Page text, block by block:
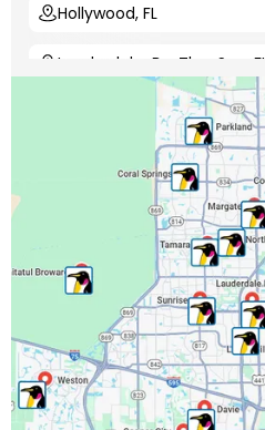
Hollywood, FL
Lauderdale-By-The-Sea, FL
Lauderdale Lakes, FL
Lauderhill, FL
Lighthouse Point, FL
Margate, FL
Miramar, FL
North Lauderdale, FL
Oakland Park, FL